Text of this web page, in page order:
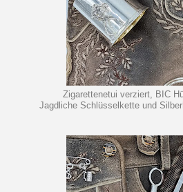
Zigarettenetui verziert, BIC
Jagdliche Schlüsselkette und